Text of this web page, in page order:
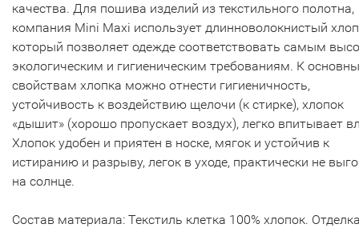
качества. Для пошива изделий из текстильного полотна,
компания Mini Maxi использует длинноволокнистый
который позволяет одежде соответствовать самым
экологическим и гигиеническим требованиям. К
свойствам хлопка можно отнести гигиеничность,
устойчивость к воздействию щелочи (к стирке), хлопок
«дышит» (хорошо пропускает воздух), легко впитывает
Хлопок удобен и приятен в носке, мягок и устойчив к
истиранию и разрыву, легок в уходе, практически не
на солнце.
Состав материала: Текстиль клетка 100% хлопок.